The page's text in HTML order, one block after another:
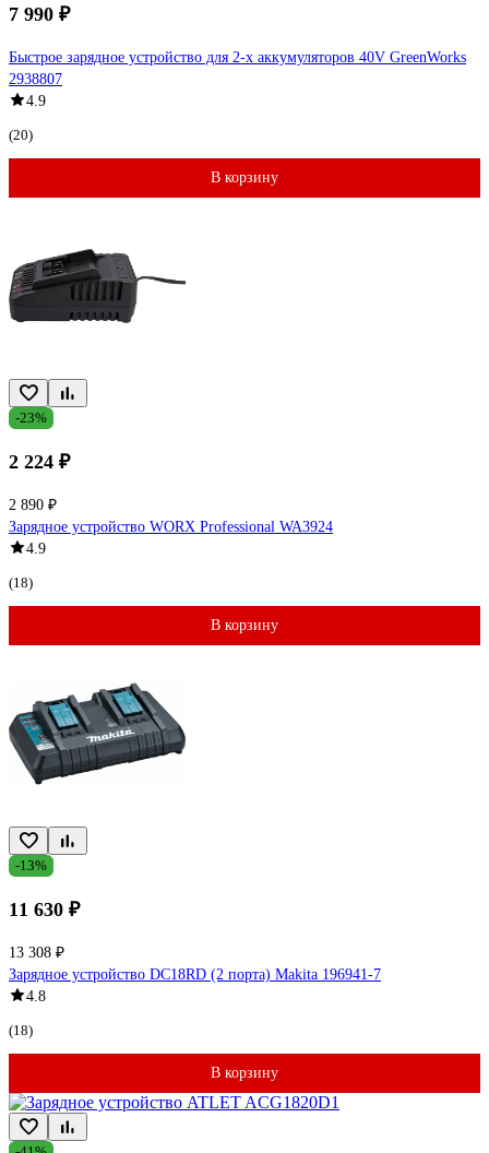
7 990 ₽
Быстрое зарядное устройство для 2-х аккумуляторов 40V GreenWorks
2938807
4.9
(20)
В корзину
-23%
2 224 ₽
2 890 ₽
Зарядное устройство WORX Professional WA3924
4.9
(18)
В корзину
-13%
11 630 ₽
13 308 ₽
Зарядное устройство DC18RD (2 порта) Makita 196941-7
4.8
(18)
В корзину